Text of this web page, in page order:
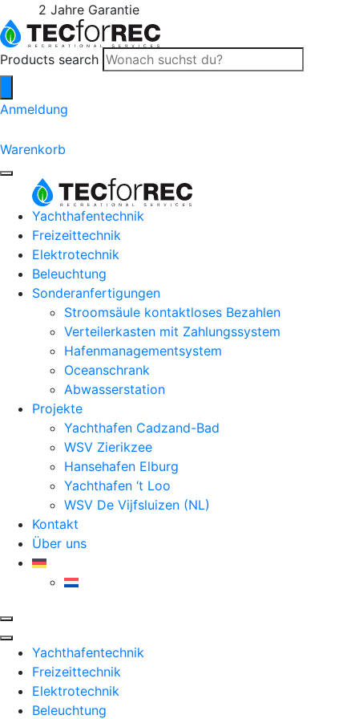
2 Jahre Garantie
Products search
Anmeldung
Warenkorb
Yachthafentechnik
Freizeittechnik
Elektrotechnik
Beleuchtung
Sonderanfertigungen
Stroomsäule kontaktloses Bezahlen
Verteilerkasten mit Zahlungssystem
Hafenmanagementsystem
Oceanschrank
Abwasserstation
Projekte
Yachthafen Cadzand-Bad
WSV Zierikzee
Hansehafen Elburg
Yachthafen ‘t Loo
WSV De Vijfsluizen (NL)
Kontakt
Über uns
Yachthafentechnik
Freizeittechnik
Elektrotechnik
Beleuchtung